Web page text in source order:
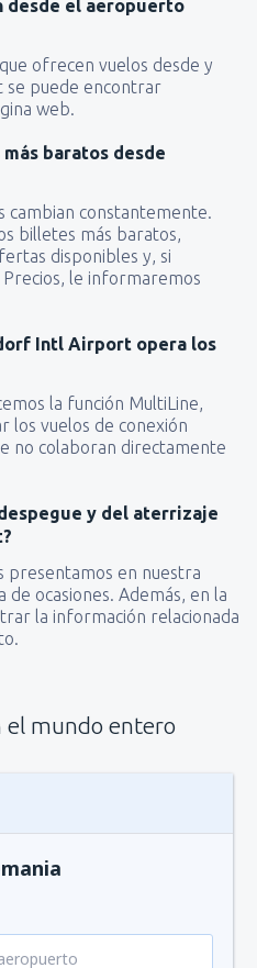
desde el aeropuerto
ofrecen vuelos desde y
se puede encontrar
web.
baratos desde
cambian constantemente.
billetes más baratos,
disponibles y, si
le informaremos
Intl Airport opera los
la función MultiLine,
los vuelos de conexión
no colaboran directamente
y del aterrizaje
presentamos en nuestra
ocasiones. Además, en la
la información relacionada
el mundo entero